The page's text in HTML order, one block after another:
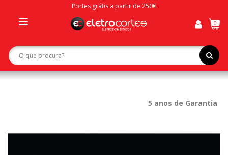
Portes grátis a partir de 250€
navigation
0
5 anos de Garantia